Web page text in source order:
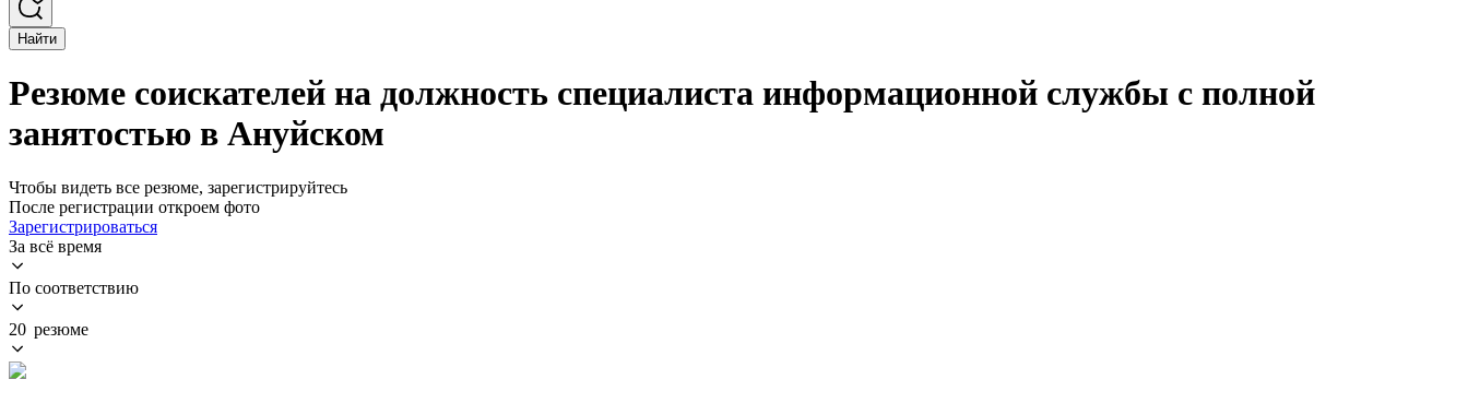
Найти
Резюме соискателей на должность специалиста информационной службы с полной
занятостью в Ануйском
Чтобы видеть все резюме, зарегистрируйтесь
После регистрации откроем фото
Зарегистрироваться
За всё время
По соответствию
20 резюме